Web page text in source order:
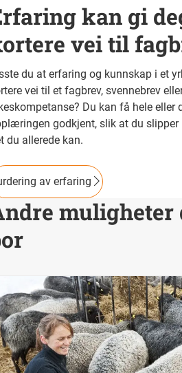
kan gi
vei til
du at erfaring og kunnskap i et
vei til et fagbrev, svennebrev
Du kan få hele eller
godkjent, slik at du slipper
du allerede kan.
av erfaring
muligheter